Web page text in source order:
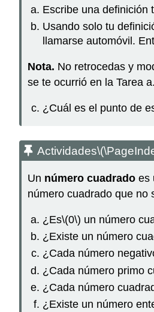
Escribe una definición
Usando solo tu
llamarse automóvil.
Nota. No retrocedas y
se te ocurrió en la Tarea a.
¿Cuál es el punto de
Actividades
Un número cuadrado es
número cuadrado que no
¿Es\(0\) un número
¿Existe un número
¿Cada número
¿Cada número primo
¿Cada número
¿Existe un número